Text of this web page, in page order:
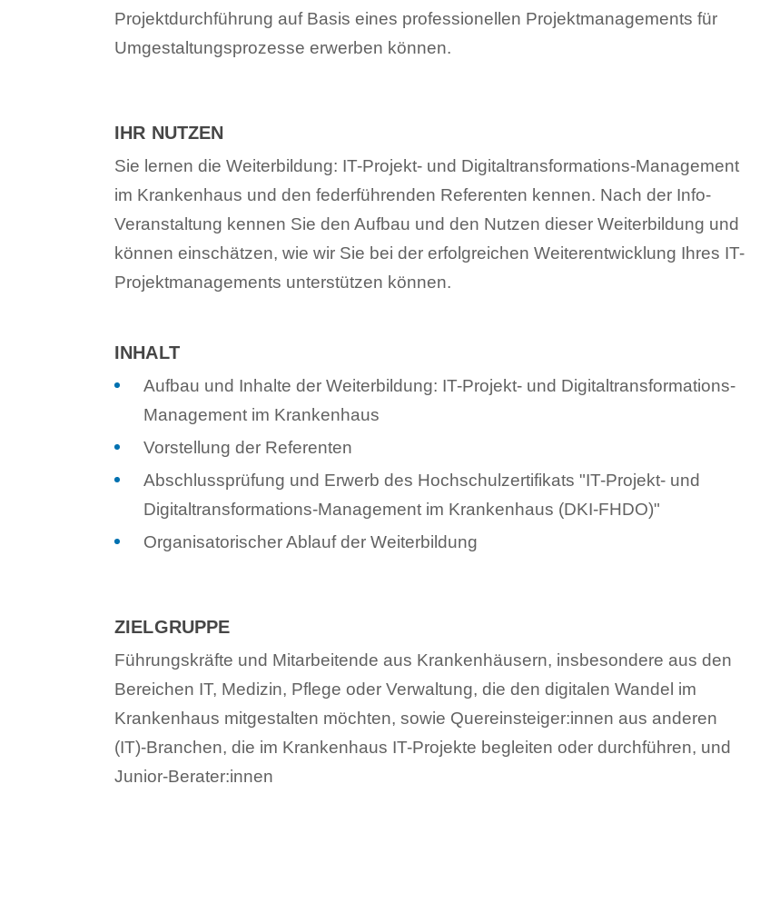
Projektdurchführung auf Basis eines professionellen Projektmanagements für
Umgestaltungsprozesse erwerben können.
IHR NUTZEN
Sie lernen die Weiterbildung: IT-Projekt- und Digitaltransformations-Management
im Krankenhaus und den federführenden Referenten kennen. Nach der Info-
Veranstaltung kennen Sie den Aufbau und den Nutzen dieser Weiterbildung und
können einschätzen, wie wir Sie bei der erfolgreichen Weiterentwicklung Ihres IT-
Projektmanagements unterstützen können.
INHALT
Aufbau und Inhalte der Weiterbildung: IT-Projekt- und Digitaltransformations-
Management im Krankenhaus
Vorstellung der Referenten
Abschlussprüfung und Erwerb des Hochschulzertifikats "IT-Projekt- und
Digitaltransformations-Management im Krankenhaus (DKI-FHDO)"
Organisatorischer Ablauf der Weiterbildung
ZIELGRUPPE
Führungskräfte und Mitarbeitende aus Krankenhäusern, insbesondere aus den
Bereichen IT, Medizin, Pflege oder Verwaltung, die den digitalen Wandel im
Krankenhaus mitgestalten möchten, sowie Quereinsteiger:innen aus anderen
(IT)-Branchen, die im Krankenhaus IT-Projekte begleiten oder durchführen, und
Junior-Berater:innen